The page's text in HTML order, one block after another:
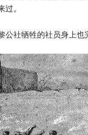
。
社牺牲的社员身上也